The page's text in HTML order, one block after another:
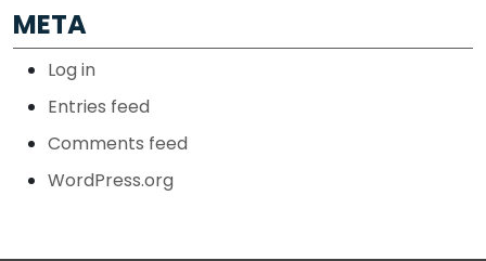
META
Log in
Entries feed
Comments feed
WordPress.org